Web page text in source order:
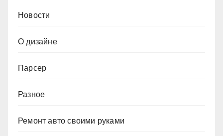
Новости
О дизайне
Парсер
Разное
Ремонт авто своими руками